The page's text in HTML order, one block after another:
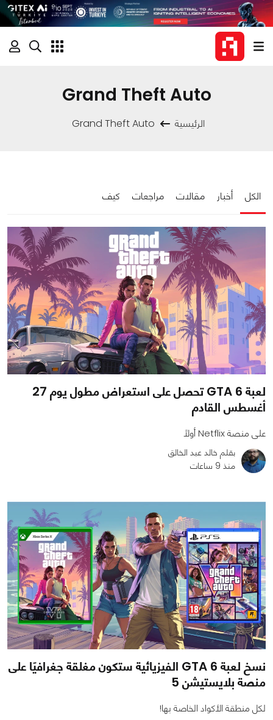
Grand Theft Auto
الرئيسية Grand Theft Auto
الكل أخبار مقالات مراجعات كيف
0
لعبة GTA 6 تحصل على استعراض مطول يوم 27
أغسطس القادم
على منصة Netflix أولًا
بقلم خالد عبد الخالق
منذ 9 ساعات
نسخ لعبة GTA 6 الفيزيائية ستكون مغلقة جغرافيًا على
منصة بلايستيشن 5
لكل منطقة الأكواد الخاصة بها!